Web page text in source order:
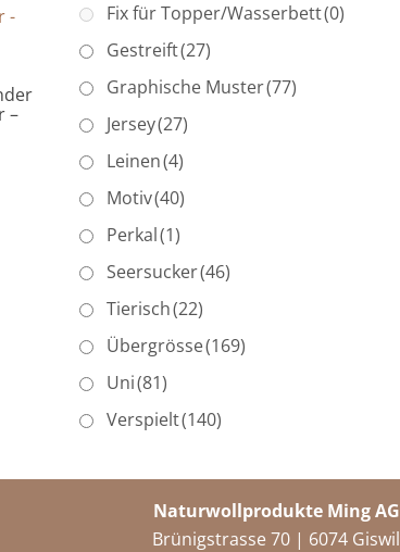
–
Fix für Topper/Wasserbett(0)
Gestreift(27)
Graphische Muster(77)
Jersey(27)
Leinen(4)
Motiv(40)
Perkal(1)
Seersucker(46)
Tierisch(22)
Übergrösse(169)
Uni(81)
Verspielt(140)
Naturwollprodukte Ming AG
Brünigstrasse 70 | 6074 Giswil